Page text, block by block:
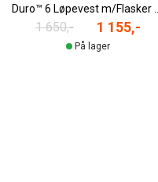
Duro™ 6
1 650,- 1 155,-
På lager